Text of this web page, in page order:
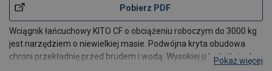
Pobierz PDF
Wciągnik łańcuchowy KITO CF o obciążeniu roboczym do 3000 kg
jest narzędziem o niewielkiej masie. Podwójna kryta obudowa
chroni przekładnię przed brudem i wodą. Wysokiej jakości łożyska
Pokaż więcej